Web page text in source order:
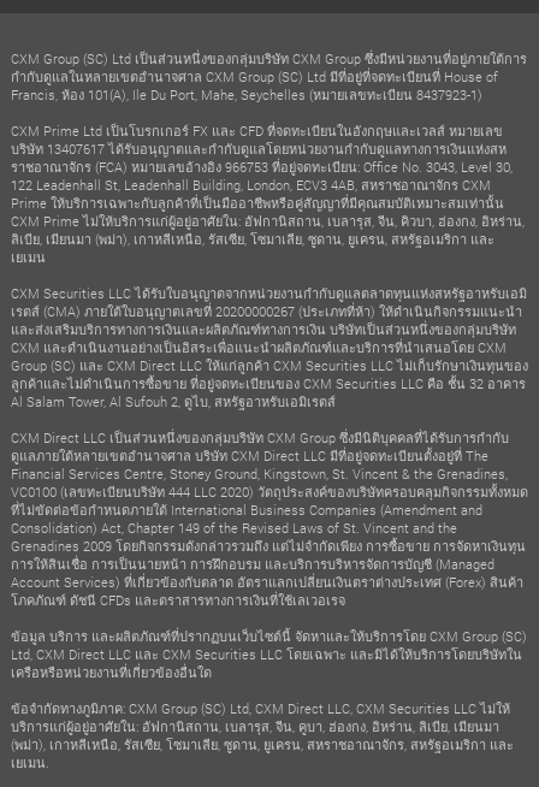
CXM Group (SC) Ltd เป็นส่วนหนึ่งของกลุ่มบริษัท CXM Group ซึ่งมีหน่วยงานที่อยู่ภายใต้การ
กำกับดูแลในหลายเขตอำนาจศาล CXM Group (SC) Ltd มีที่อยู่ที่จดทะเบียนที่ House of
Francis, ห้อง 101(A), Ile Du Port, Mahe, Seychelles (หมายเลขทะเบียน 8437923-1)
CXM Prime Ltd เป็นโบรกเกอร์ FX และ CFD ที่จดทะเบียนในอังกฤษและเวลส์ หมายเลข
บริษัท 13407617 ได้รับอนุญาตและกำกับดูแลโดยหน่วยงานกำกับดูแลทางการเงินแห่งสห
ราชอาณาจักร (FCA) หมายเลขอ้างอิง 966753 ที่อยู่จดทะเบียน: Office No. 3043, Level 30,
122 Leadenhall St, Leadenhall Building, London, ECV3 4AB, สหราชอาณาจักร CXM
Prime ให้บริการเฉพาะกับลูกค้าที่เป็นมืออาชีพหรือคู่สัญญาที่มีคุณสมบัติเหมาะสมเท่านั้น
CXM Prime ไม่ให้บริการแก่ผู้อยู่อาศัยใน: อัฟกานิสถาน, เบลารุส, จีน, คิวบา, ฮ่องกง, อิหร่าน,
ลิเบีย, เมียนมา (พม่า), เกาหลีเหนือ, รัสเซีย, โซมาเลีย, ซูดาน, ยูเครน, สหรัฐอเมริกา และ
เยเมน
CXM Securities LLC ได้รับใบอนุญาตจากหน่วยงานกำกับดูแลตลาดทุนแห่งสหรัฐอาหรับเอมิ
เรตส์ (CMA) ภายใต้ใบอนุญาตเลขที่ 20200000267 (ประเภทที่ห้า) ให้ดำเนินกิจกรรมแนะนำ
และส่งเสริมบริการทางการเงินและผลิตภัณฑ์ทางการเงิน บริษัทเป็นส่วนหนึ่งของกลุ่มบริษัท
CXM และดำเนินงานอย่างเป็นอิสระเพื่อแนะนำผลิตภัณฑ์และบริการที่นำเสนอโดย CXM
Group (SC) และ CXM Direct LLC ให้แก่ลูกค้า CXM Securities LLC ไม่เก็บรักษาเงินทุนของ
ลูกค้าและไม่ดำเนินการซื้อขาย ที่อยู่จดทะเบียนของ CXM Securities LLC คือ ชั้น 32 อาคาร
Al Salam Tower, Al Sufouh 2, ดูไบ, สหรัฐอาหรับเอมิเรตส์
CXM Direct LLC เป็นส่วนหนึ่งของกลุ่มบริษัท CXM Group ซึ่งมีนิติบุคคลที่ได้รับการกำกับ
ดูแลภายใต้หลายเขตอำนาจศาล บริษัท CXM Direct LLC มีที่อยู่จดทะเบียนตั้งอยู่ที่ The
Financial Services Centre, Stoney Ground, Kingstown, St. Vincent & the Grenadines,
VC0100 (เลขทะเบียนบริษัท 444 LLC 2020) วัตถุประสงค์ของบริษัทครอบคลุมกิจกรรมทั้งหมด
ที่ไม่ขัดต่อข้อกำหนดภายใต้ International Business Companies (Amendment and
Consolidation) Act, Chapter 149 of the Revised Laws of St. Vincent and the
Grenadines 2009 โดยกิจกรรมดังกล่าวรวมถึง แต่ไม่จำกัดเพียง การซื้อขาย การจัดหาเงินทุน
การให้สินเชื่อ การเป็นนายหน้า การฝึกอบรม และบริการบริหารจัดการบัญชี (Managed
Account Services) ที่เกี่ยวข้องกับตลาด อัตราแลกเปลี่ยนเงินตราต่างประเทศ (Forex) สินค้า
โภคภัณฑ์ ดัชนี CFDs และตราสารทางการเงินที่ใช้เลเวอเรจ
ข้อมูล บริการ และผลิตภัณฑ์ที่ปรากฏบนเว็บไซต์นี้ จัดหาและให้บริการโดย CXM Group (SC)
Ltd, CXM Direct LLC และ CXM Securities LLC โดยเฉพาะ และมิได้ให้บริการโดยบริษัทใน
เครือหรือหน่วยงานที่เกี่ยวข้องอื่นใด
ข้อจำกัดทางภูมิภาค: CXM Group (SC) Ltd, CXM Direct LLC, CXM Securities LLC ไม่ให้
บริการแก่ผู้อยู่อาศัยใน: อัฟกานิสถาน, เบลารุส, จีน, คูบา, ฮ่องกง, อิหร่าน, ลิเบีย, เมียนมา
(พม่า), เกาหลีเหนือ, รัสเซีย, โซมาเลีย, ซูดาน, ยูเครน, สหราชอาณาจักร, สหรัฐอเมริกา และ
เยเมน.